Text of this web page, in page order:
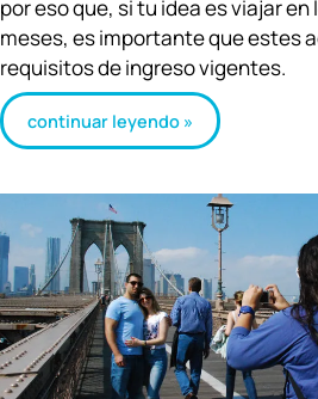
por eso que, si tu idea es viajar
meses, es importante que estes
requisitos de ingreso vigentes.
continuar leyendo »